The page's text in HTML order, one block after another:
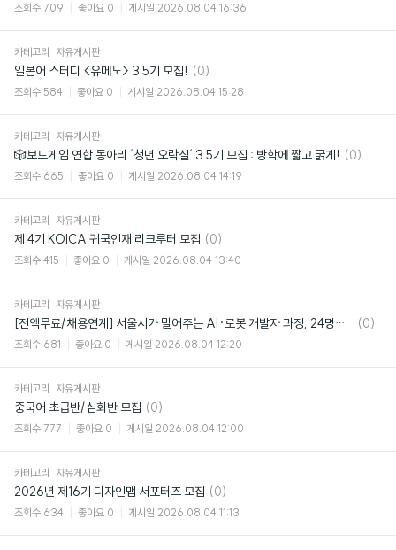
조회수 709 좋아요 0 게시일 2026.08.04 16:36
카테고리 자유게시판
일본어 스터디 <유메노> 3.5기 모집! 댓
글
(0)
조회수 584 좋아요 0 게시일 2026.08.04 15:28
카테고리 자유게시판
🎲보드게임 연합 동아리 ‘청년 오락실‘ 3.5기 모집 : 방학에 짧고 굵게! 댓
(0)
조회수 665 좋아요 0 게시일 2026.08.04 14:19
카테고리 자유게시판
제 4기 KOICA 귀국인재 리크루터 모집 댓
글
(0)
조회수 415 좋아요 0 게시일 2026.08.04 13:40
카테고리 자유게시판
[전액무료/채용연계] 서울시가 밀어주는 AI·로봇 개발자 과정, 24명만 뽑아요 🤖
댓
(0)
조회수 681 좋아요 0 게시일 2026.08.04 12:20
카테고리 자유게시판
중국어 초급반/심화반 모집 댓
글
(0)
조회수 777 좋아요 0 게시일 2026.08.04 12:00
카테고리 자유게시판
2026년 제16기 디자인맵 서포터즈 모집 댓
글
(0)
조회수 634 좋아요 0 게시일 2026.08.04 11:13